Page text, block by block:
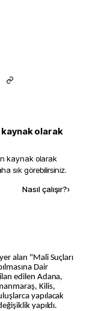
olarak
kaynak olarak
sık görebilirsiniz.
Nasıl çalışır?›
alan "Mali Suçları
Dair
edilen Adana,
Kilis,
yapılacak
yapıldı.